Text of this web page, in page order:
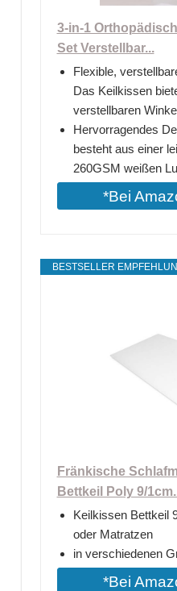
3-in-1
Set Verstellbar...
Flexible,
Das Keilkissen
verstellbaren
Hervorragendes
besteht aus einer
260GSM weißen
*Bei
BESTSELLER
Fränkische
Bettkeil Poly 9/
Keilkissen Bettkeil
oder Matratzen
in verschiedenen
*Bei